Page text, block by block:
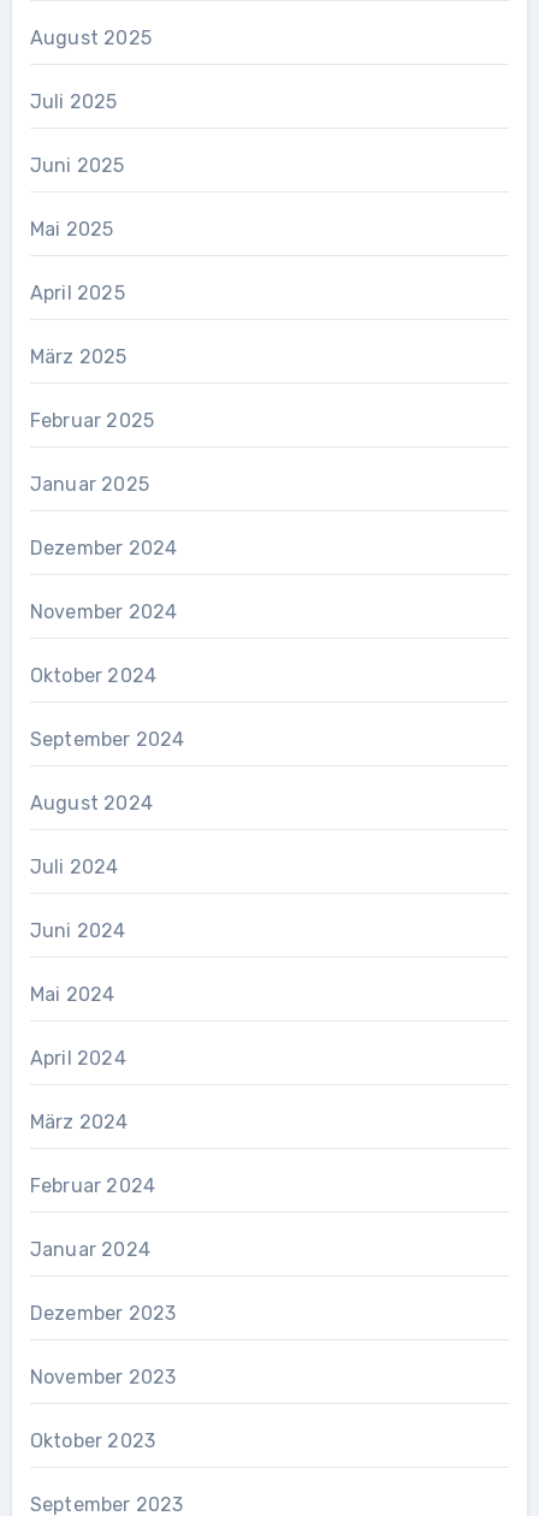
August 2025
Juli 2025
Juni 2025
Mai 2025
April 2025
März 2025
Februar 2025
Januar 2025
Dezember 2024
November 2024
Oktober 2024
September 2024
August 2024
Juli 2024
Juni 2024
Mai 2024
April 2024
März 2024
Februar 2024
Januar 2024
Dezember 2023
November 2023
Oktober 2023
September 2023